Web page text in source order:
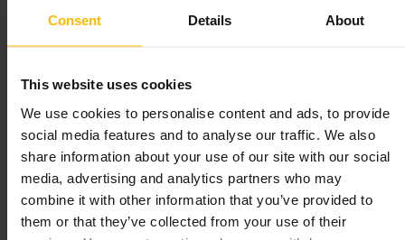
Consent Details About
This website uses cookies
We use cookies to personalise content and ads, to provide
social media features and to analyse our traffic. We also
share information about your use of our site with our social
media, advertising and analytics partners who may
combine it with other information that you’ve provided to
them or that they’ve collected from your use of their
Adatto a
#VeneziaPiccola #GiardiniDiRembrandt
ScorciFotografici QuartierePaddington
Cosa aspettarsi
Troverai panchine con vista sui battelli ormeggiati e aiuole ben curate.
Lo spazio è contenuto, quindi l’atmosfera resta intima anche con
qualche visitatore. Ci sono installazioni artistiche e aree dove sedersi